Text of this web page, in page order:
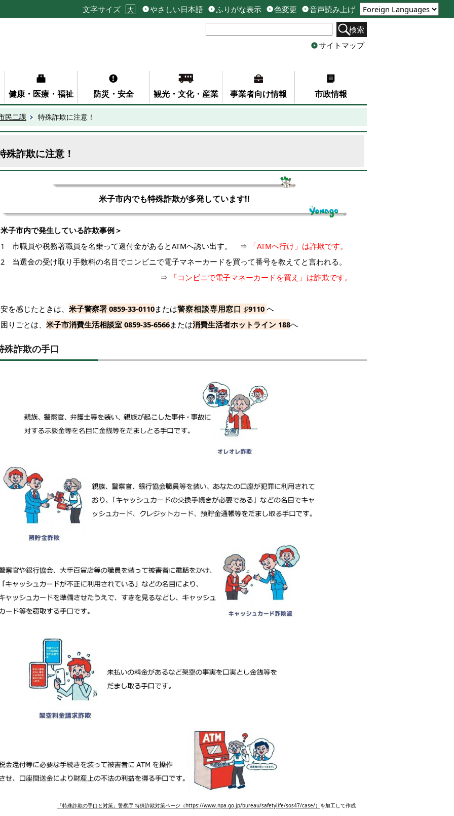
文字サイズ 大 やさしい日本語 ふりがな表示 色変更
音声読み上げ
検索
サイトマップ
健康・医療・福祉 防災・安全 観光・文化・産業 事業者向け情報 市政情報
民二課 特殊詐欺に注意！
殊詐欺に注意！
米子市内でも特殊詐欺が多発しています!!
子市内で発生している詐欺事例＞
市職員や税務署職員を名乗って還付金があるとATMへ誘い出す。 ⇒
「ATMへ行け」は詐欺です。
当選金の受け取り手数料の名目でコンビニで電子マネーカードを買って番号を教えてと言われる。
「コンビニで電子マネーカードを買え」は詐欺です。
を感じたときは、 米子警察署 0859-33-0110または警察相談専用窓口♯9110 へ
りごとは、 米子市消費生活相談室 0859-35-6566または消費生活者ホットライン 188へ
殊詐欺の手口
「特殊詐欺の手口と対策」警察庁 特殊詐欺対策ページ（https://www.npa.go.jp/bureau/safetylife/sos47/case/） を加工して作成